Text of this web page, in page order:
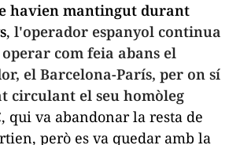
havien mantingut durant
, l'operador espanyol continua
com feia abans el
el Barcelona-París, per on sí
circulant el seu homòleg
, qui va abandonar la resta de
però es va quedar amb la